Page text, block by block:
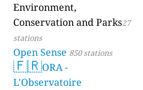
Environment,
Conservation and Parks27
stations
Open Sense 850 stations
🇫🇷ORA -
L'Observatoire